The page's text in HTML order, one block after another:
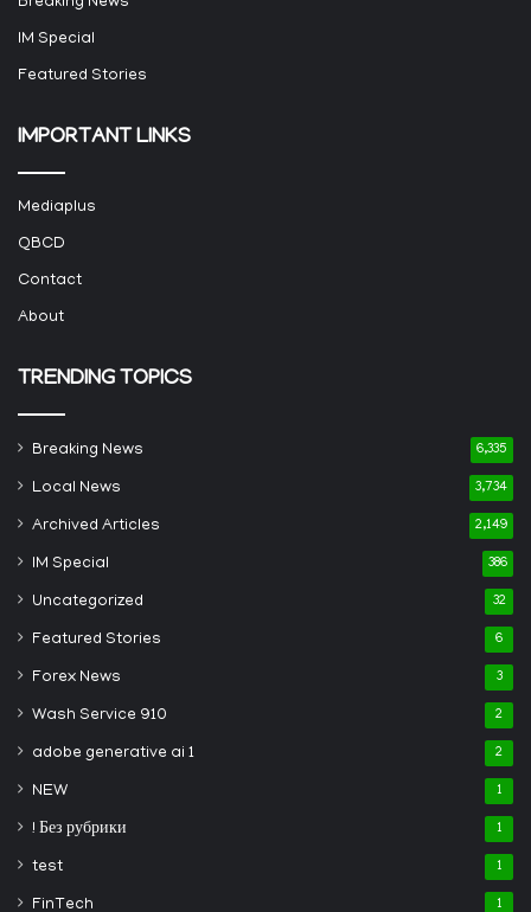
IM Special
Featured Stories
IMPORTANT LINKS
Mediaplus
QBCD
Contact
About
TRENDING TOPICS
Breaking News 6,335
Local News 3,734
Archived Articles 2,149
IM Special 386
Uncategorized 32
Featured Stories 6
Forex News 3
Wash Service 910 2
adobe generative ai 1 2
NEW 1
! Без рубрики 1
test 1
FinTech 1